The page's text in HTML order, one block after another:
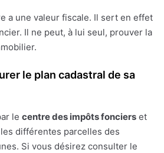
a une valeur fiscale. Il sert en effet
Il ne peut, à lui seul, prouver la
le plan cadastral de sa
le centre des impôts fonciers et
différentes parcelles des
Si vous désirez consulter le